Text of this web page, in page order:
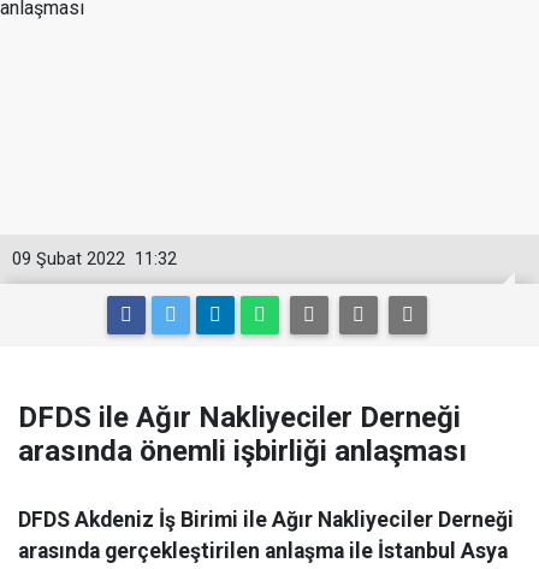
11:32
09 Şubat 2022
DFDS ile Ağır Nakliyeciler Derneği
arasında önemli işbirliği anlaşması
DFDS Akdeniz İş Birimi ile Ağır Nakliyeciler Derneği
arasında gerçekleştirilen anlaşma ile İstanbul Asya